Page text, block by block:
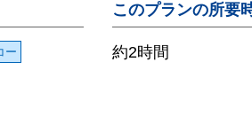
このプランの所要
約2時間
ー